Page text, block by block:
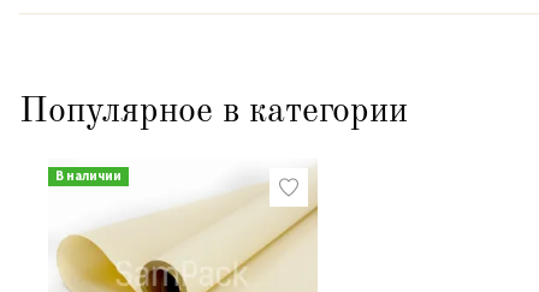
Популярное в категории
В наличии